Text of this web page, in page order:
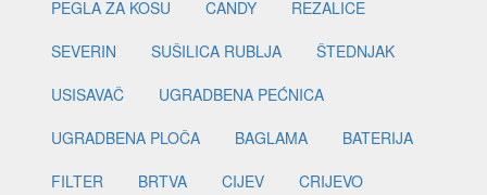
PEGLA ZA KOSU
CANDY
REZALICE
SEVERIN
SUŠILICA RUBLJA
ŠTEDNJAK
USISAVAČ
UGRADBENA PEĆNICA
UGRADBENA PLOČA
BAGLAMA
BATERIJA
FILTER
BRTVA CIJEV
CRIJEVO